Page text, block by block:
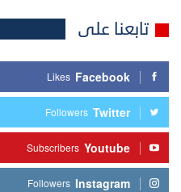
تابعنا على
Facebook
Likes
Twitter
Followers
Youtube
Subscribers
Instagram
Followers